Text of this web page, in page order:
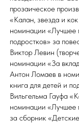
прозаическое
«Калан, звезда и
номинации «Лучшее
подростков» за
Виктор Левин
номинации «За
Антон Ломаев в
книга для детей и
Вильгельма Гауфа
номинации «Лучшее
за сборник